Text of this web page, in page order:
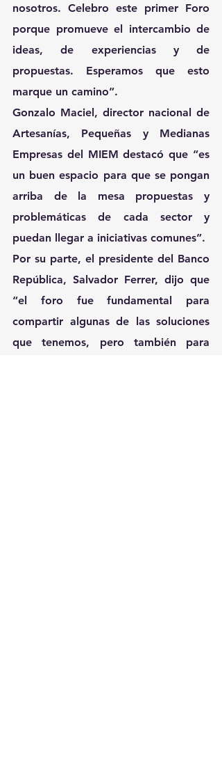
nosotros. Celebro este primer Foro
porque promueve el intercambio de
ideas, de experiencias y de
propuestas. Esperamos que esto
marque un camino”.
Gonzalo Maciel, director nacional de
Artesanías, Pequeñas y Medianas
Empresas del MIEM destacó que “es
un buen espacio para que se pongan
arriba de la mesa propuestas y
problemáticas de cada sector y
puedan llegar a iniciativas comunes”.
Por su parte, el presidente del Banco
República, Salvador Ferrer, dijo que
“el foro fue fundamental para
compartir algunas de las soluciones
que tenemos, pero también para